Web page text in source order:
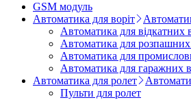
GSM модуль
Автоматика для воріт
Автоматика для відкатних
Автоматика для розпашних
Автоматика для
Автоматика для гаражних
Автоматика для ролет
Пульти для ролет